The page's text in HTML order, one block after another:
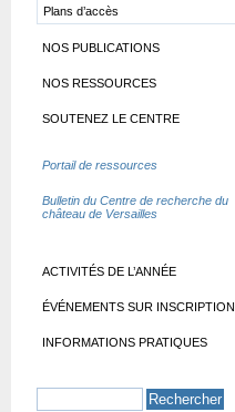
Plans d’accès
NOS PUBLICATIONS
NOS RESSOURCES
SOUTENEZ LE CENTRE
Portail de ressources
Bulletin du Centre de recherche du
château de Versailles
ACTIVITÉS DE L’ANNÉE
ÉVÉNEMENTS SUR INSCRIPTION
INFORMATIONS PRATIQUES